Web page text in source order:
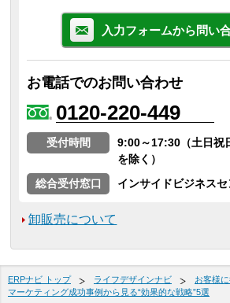
入力フォームから問い
お電話でのお問い合わせ
0120-220-449
受付時間
9:00～17:30（土日祝
を除く）
総合受付窓口
インサイドビジネス
卸販売について
ERPナビ トップ ライフデザインナビ お客様
マーケティング成功事例から見る“効果的な戦略”5選